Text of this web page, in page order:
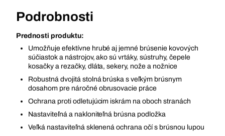
Podrobnosti
Prednosti produktu:
Umožňuje efektívne hrubé aj jemné brúsenie kovových
súčiastok a nástrojov, ako sú vrtáky, sústruhy, čepele
kosačky a rezačky, dláta, sekery, nože a nožnice
Robustná dvojitá stolná brúska s veľkým brúsnym
dosahom pre náročné obrusovacie práce
Ochrana proti odletujúcim iskrám na oboch stranách
Nastaviteľná a nakloniteľná brúsna podložka
Veľká nastaviteľná sklenená ochrana očí s brúsnou lupou